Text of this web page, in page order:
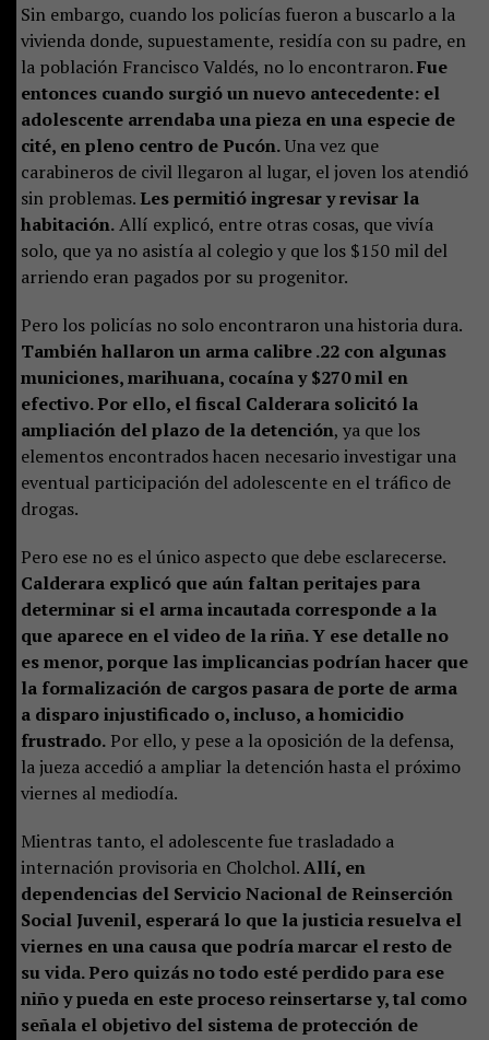
Sin embargo, cuando los policías fueron a buscarlo a la
vivienda donde, supuestamente, residía con su padre, en
la población Francisco Valdés, no lo encontraron.Fue
entonces cuando surgió un nuevo antecedente: el
adolescente arrendaba una pieza en una especie de
cité, en pleno centro de Pucón.Una vez que
carabineros de civil llegaron al lugar, el joven los atendió
sin problemas. Les permitió ingresar y revisar la
habitación.Allí explicó, entre otras cosas, que vivía
solo, que ya no asistía al colegio y que los $150 mil del
arriendo eran pagados por su progenitor.
Pero los policías no solo encontraron una historia dura.
También hallaron un arma calibre .22 con algunas
municiones, marihuana, cocaína y $270 mil en
efectivo. Por ello, el fiscal Calderara solicitó la
ampliación del plazo de la detención, ya que los
elementos encontrados hacen necesario investigar una
eventual participación del adolescente en el tráfico de
drogas.
Pero ese no es el único aspecto que debe esclarecerse.
Calderara explicó que aún faltan peritajes para
determinar si el arma incautada corresponde a la
que aparece en el video de la riña. Y ese detalle no
es menor, porque las implicancias podrían hacer que
la formalización de cargos pasara de porte de arma
a disparo injustificado o, incluso, a homicidio
frustrado.Por ello, y pese a la oposición de la defensa,
la jueza accedió a ampliar la detención hasta el próximo
viernes al mediodía.
Mientras tanto, el adolescente fue trasladado a
internación provisoria en Cholchol.Allí, en
dependencias del Servicio Nacional de Reinserción
Social Juvenil, esperará lo que la justicia resuelva el
viernes en una causa que podría marcar el resto de
su vida. Pero quizás no todo esté perdido para ese
niño y pueda en este proceso reinsertarse y, tal como
señala el objetivo del sistema de protección de